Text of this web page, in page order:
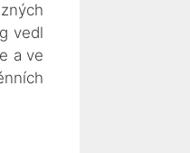
vedl
a ve